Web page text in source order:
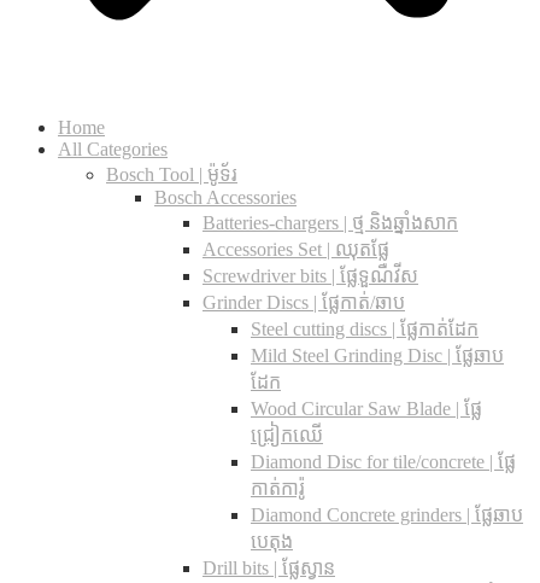
Home
All Categories
Bosch Tool | ម៉ូទ័រ
Bosch Accessories
Batteries-chargers | ថ្ម និងឆ្នាំងសាក
Accessories Set | ឈុតផ្លែ
Screwdriver bits | ផ្លែទួណឺវីស
Grinder Discs |​ ផ្លែកាត់/ឆាប
Steel cutting discs |​ ផ្លែកាត់ដែក
Mild Steel Grinding Disc | ផ្លែឆាប
ដែក
Wood Circular Saw Blade | ផ្លែ
ជ្រៀកឈើ
Diamond Disc for tile/concrete​ | ផ្លែ
កាត់ការ៉ូ
Diamond Concrete grinders | ផ្លែឆាប
បេតុង
Drill bits |​ ផ្លែស្វាន